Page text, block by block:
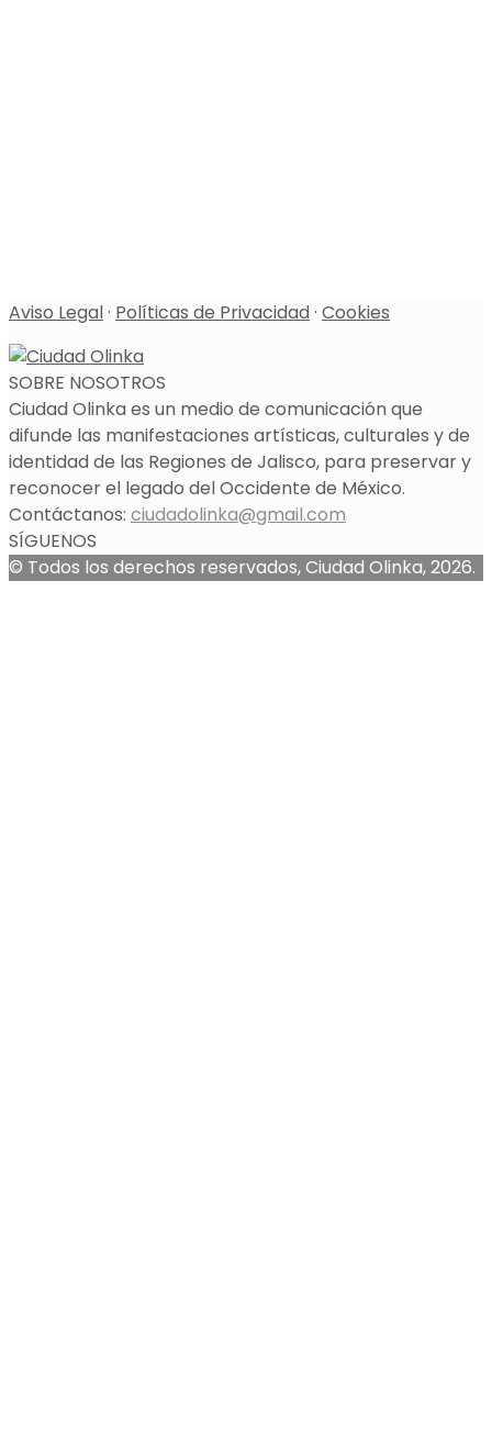
Aviso Legal· Políticas de Privacidad· Cookies
SOBRE NOSOTROS
Ciudad Olinka es un medio de comunicación que
difunde las manifestaciones artísticas, culturales y de
identidad de las Regiones de Jalisco, para preservar y
reconocer el legado del Occidente de México.
Contáctanos: ciudadolinka@gmail.com
SÍGUENOS
© Todos los derechos reservados, Ciudad Olinka, 2026.